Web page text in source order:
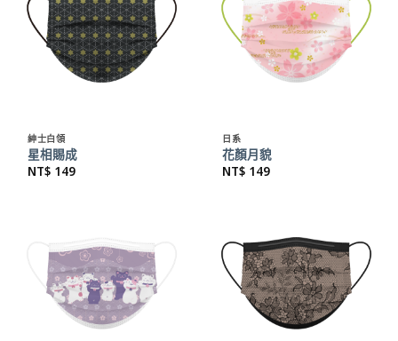
紳士白領
星相賜成
NT$ 149
日系
花顏月貌
NT$ 149